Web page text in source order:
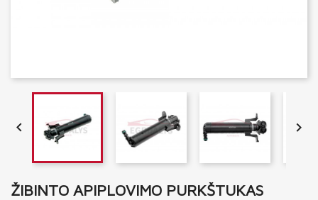
 
ŽIBINTO APIPLOVIMO PURKŠTUKAS